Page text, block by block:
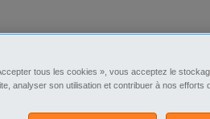
tous les cookies », vous acceptez le
analyser son utilisation et contribuer à nos efforts